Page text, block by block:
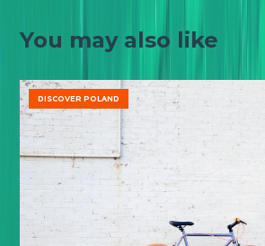
You may also like
DISCOVER POLAND